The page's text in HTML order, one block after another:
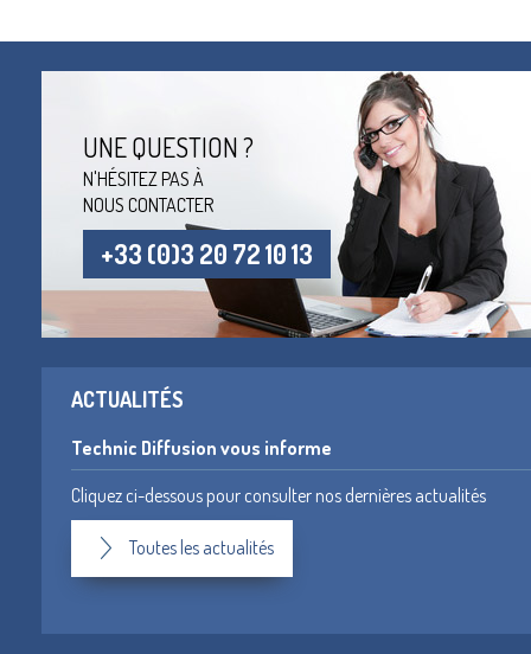
UNE QUESTION ?
N'HÉSITEZ PAS À
NOUS CONTACTER
+33 (0)3 20 72 10 13
ACTUALITÉS
Technic Diffusion vous informe
Cliquez ci-dessous pour consulter nos dernières actualités
Toutes les actualités